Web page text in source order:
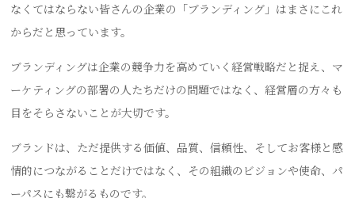
なくてはならない皆さんの企業の「ブランディング」はまさにこれ
からだと思っています。
ブランディングは企業の競争力を高めていく経営戦略だと捉え、マ
ーケティングの部署の人たちだけの問題ではなく、経営層の方々も
目をそらさないことが大切です。
ブランドは、ただ提供する価値、品質、信頼性、そしてお客様と感
情的につながることだけではなく、その組織のビジョンや使命、パ
ーパスにも繋がるものです。